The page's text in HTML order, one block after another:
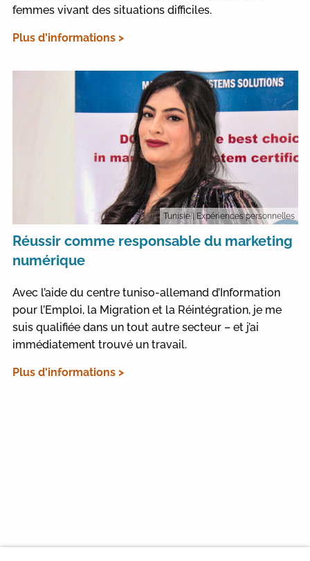
femmes vivant des situations difficiles.
Plus d'informations >
Tunisie| Expériences personnelles
Réussir comme responsable du marketing
numérique
Avec l’aide du centre tuniso-allemand d’Information
pour l’Emploi, la Migration et la Réintégration, je me
suis qualifiée dans un tout autre secteur – et j’ai
immédiatement trouvé un travail.
Plus d'informations >